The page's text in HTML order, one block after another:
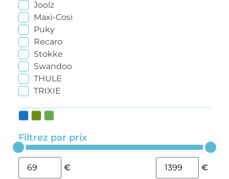
Joolz
Maxi-Cosi
Puky
Recaro
Stokke
Swandoo
THULE
TRIXIE
Filtrez par prix
€ €